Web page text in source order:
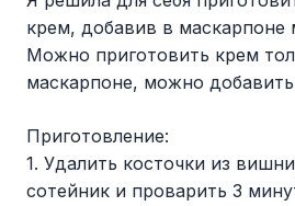
крем, добавив в маскарпоне
Можно приготовить крем
маскарпоне, можно
Приготовление:
1. Удалить косточки из
сотейник и проварить 3